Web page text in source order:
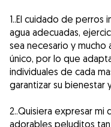
1..El cuidado de perros
agua adecuadas,
sea necesario y mucho
único, por lo que
individuales de cada
garantizar su bienestar
2..Quisiera expresar mi
adorables peluditos